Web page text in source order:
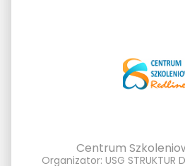
Centrum
Organizator: USG STRUKTUR